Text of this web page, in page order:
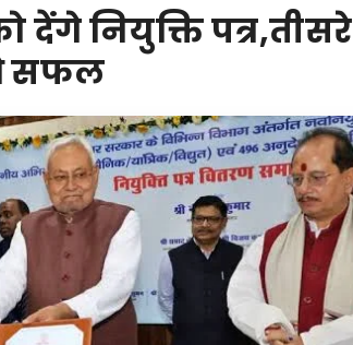
नियुक्ति पत्र,तीसरे
सफल